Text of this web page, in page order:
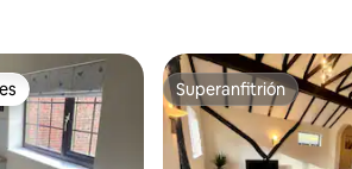
Superanfitrión
Superanfitrión